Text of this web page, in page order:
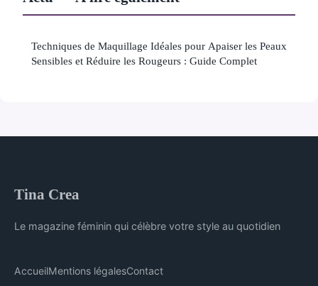
Techniques de Maquillage Idéales pour Apaiser les Peaux
Sensibles et Réduire les Rougeurs : Guide Complet
Tina Crea
Le magazine féminin qui célèbre votre style au quotidien
AccueilMentions légalesContact